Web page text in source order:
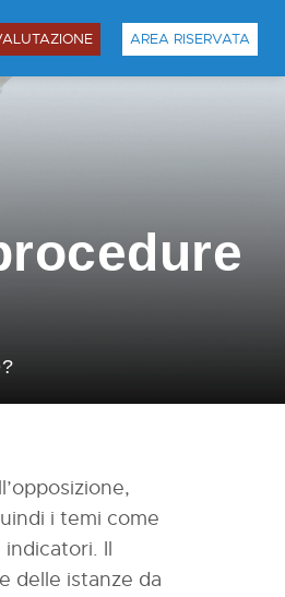
AREA RISERVATA
i temi come
Il
delle istanze da